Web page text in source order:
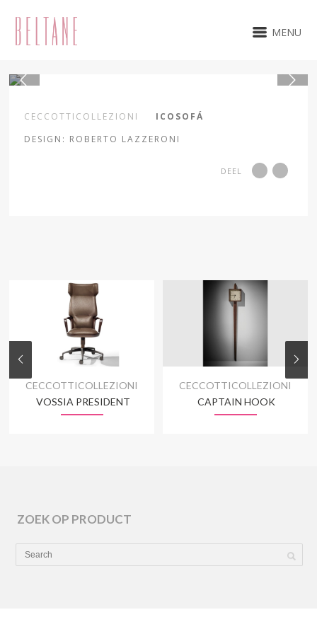
MENU
CECCOTTICOLLEZIONI
ICOSOFÁ
DESIGN: ROBERTO LAZZERONI
DEEL
CECCOTTICOLLEZIONI
VOSSIA PRESIDENT
CECCOTTICOLLEZIONI
CAPTAIN HOOK
ZOEK OP PRODUCT